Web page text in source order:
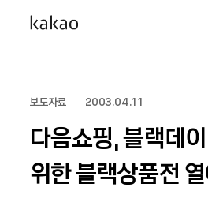
보도자료 2003.04.11
다음쇼핑, 블랙데
위한 블랙상품전